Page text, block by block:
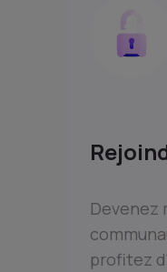
Devenez
profitez